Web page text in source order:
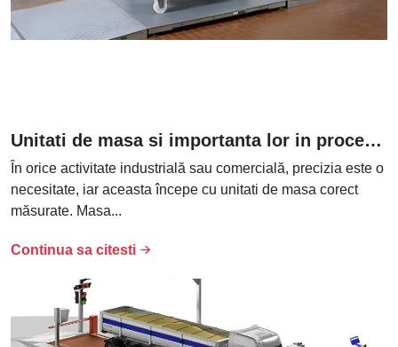
Unitati de masa si importanta lor in procesele industriale
În orice activitate industrială sau comercială, precizia este o
necesitate, iar aceasta începe cu unitati de masa corect
măsurate. Masa...
Continua sa citesti